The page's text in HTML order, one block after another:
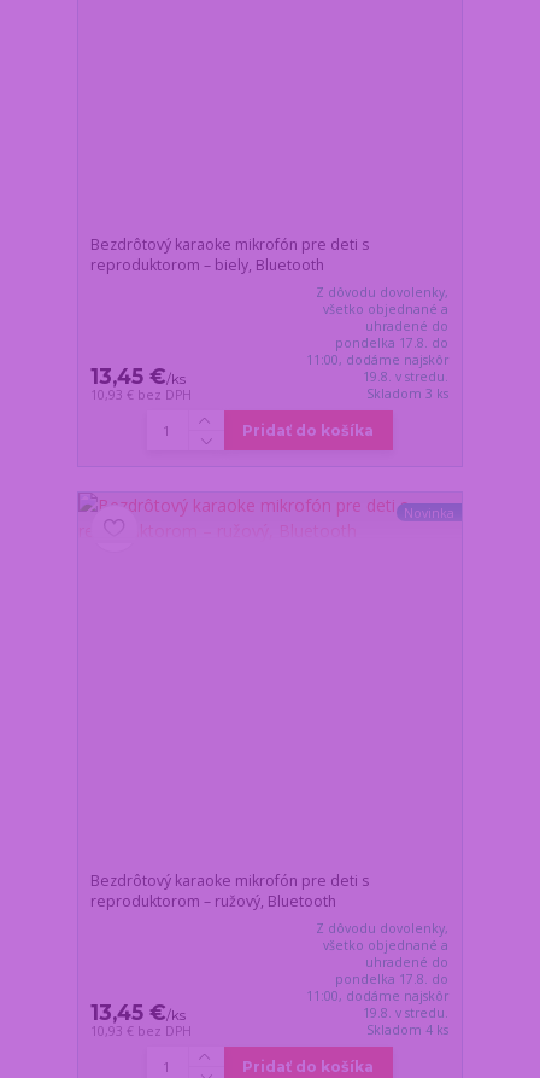
Bezdrôtový karaoke mikrofón pre deti s
reproduktorom – biely, Bluetooth
13,45 €/ks
10,93 € bez DPH
Z dôvodu dovolenky,
všetko objednané a
uhradené do
pondelka 17.8. do
11:00, dodáme najskôr
19.8. v stredu.
Skladom 3 ks
Pridať do košíka
Novinka
Bezdrôtový karaoke mikrofón pre deti s
reproduktorom – ružový, Bluetooth
13,45 €/ks
10,93 € bez DPH
Z dôvodu dovolenky,
všetko objednané a
uhradené do
pondelka 17.8. do
11:00, dodáme najskôr
19.8. v stredu.
Skladom 4 ks
Pridať do košíka